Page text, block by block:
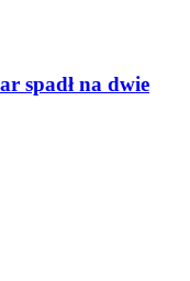
spadł na dwie